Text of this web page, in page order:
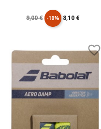
Prix
base
9,00 € -10% Prix
8,10 €
